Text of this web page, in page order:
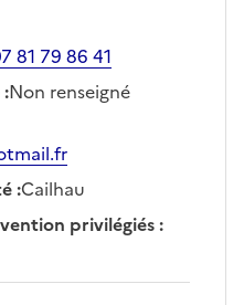
81 79 86 41
:Non renseigné
:Cailhau
privilégiés: